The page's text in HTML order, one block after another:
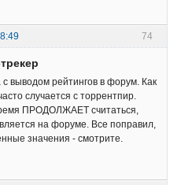
74
выводом рейтингов в форум. Как
случается с торрентпир.
ПРОДОЛЖАЕТ считаться,
на форуме. Все поправил,
значения - смотрите.